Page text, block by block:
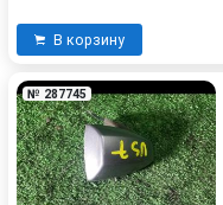
В корзину
№ 287745